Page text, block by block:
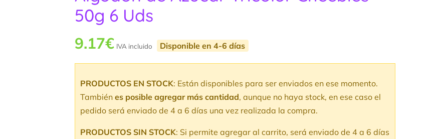
50g 6 Uds
9.17€ IVA incluido Disponible en 4-6 días
PRODUCTOS EN STOCK: Están disponibles para ser enviados en ese momento.
También es posible agregar más cantidad, aunque no haya stock, en ese caso el
pedido será enviado de 4 a 6 días una vez realizada la compra.
PRODUCTOS SIN STOCK: Si permite agregar al carrito, será enviado de 4 a 6 días